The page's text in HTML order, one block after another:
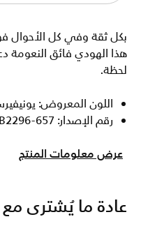
بكل ثقة وفي كل الأحوال
هذا الهودي فائق النعومة
لحظة.
اللون المعروض:
رقم الإصدار: IB2296-657
عرض معلومات المنتج
عادة ما يُشترى مع